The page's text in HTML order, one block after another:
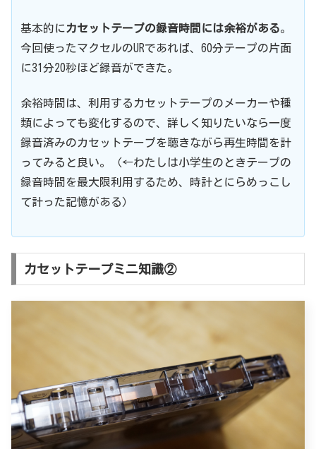
基本的に カセットテープの録音時間には余裕がある。
今回使ったマクセルのURであれば、60分テープの片面
に31分20秒ほど録音ができた。
余裕時間は、利用するカセットテープのメーカーや種
類によっても変化するので、詳しく知りたいなら一度
録音済みのカセットテープを聴きながら再生時間を計
ってみると良い。（←わたしは小学生のときテープの
録音時間を最大限利用するため、時計とにらめっこし
て計った記憶がある）
カセットテープミニ知識②